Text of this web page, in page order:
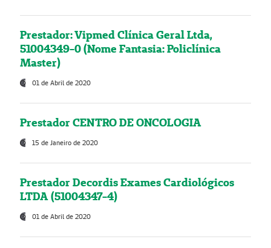
Prestador: Vipmed Clínica Geral Ltda,
51004349-0 (Nome Fantasia: Policlínica
Master)
01 de Abril de 2020
Prestador CENTRO DE ONCOLOGIA
15 de Janeiro de 2020
Prestador Decordis Exames Cardiológicos
LTDA (51004347-4)
01 de Abril de 2020